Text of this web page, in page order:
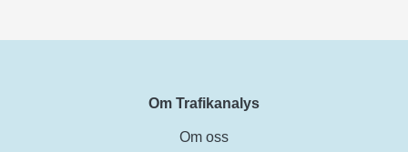
Om Trafikanalys
Om oss